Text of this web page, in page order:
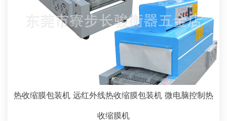
热收缩膜包装机 远红外线热收缩膜包装机 微电脑控制热
收缩膜机